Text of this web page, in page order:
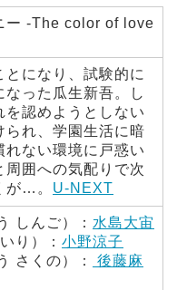
ー -The color of love
になり、試験的に
った瓜生新吾。し
認めようとしない
られ、学園生活に暗
れない環境に戸惑い
囲への気配りで次
が…。 U-NEXT
しんご）： 水島大宙
り）： 小野涼子
さくの）：
後藤麻